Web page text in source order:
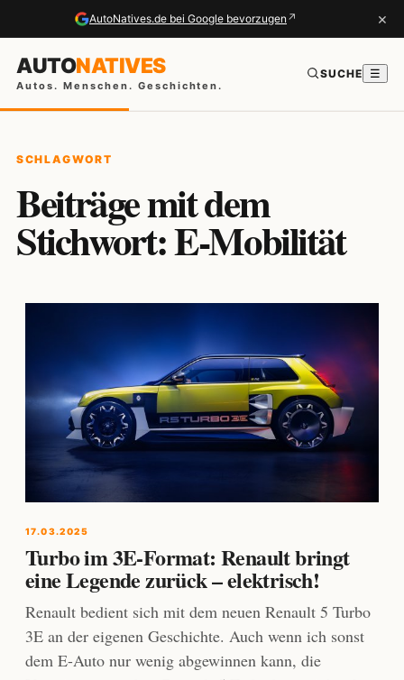
AutoNatives.de bei Google bevorzugen ↗ ×
AUTONATIVES
Autos. Menschen. Geschichten.
SUCHE ☰
SCHLAGWORT
Beiträge mit dem
Stichwort: E-Mobilität
17.03.2025
Turbo im 3E-Format: Renault bringt
eine Legende zurück – elektrisch!
Renault bedient sich mit dem neuen Renault 5 Turbo
3E an der eigenen Geschichte. Auch wenn ich sonst
dem E-Auto nur wenig abgewinnen kann, die